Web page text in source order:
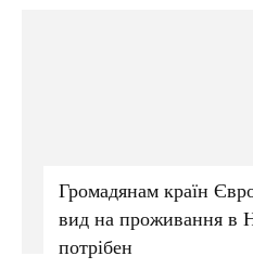
Громадянам країн
вид на проживання в
потрібен